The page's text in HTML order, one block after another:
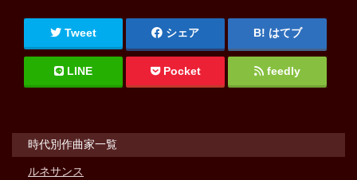
Tweet シェア はてブ
LINE Pocket feedly
時代別作曲家一覧
ルネサンス